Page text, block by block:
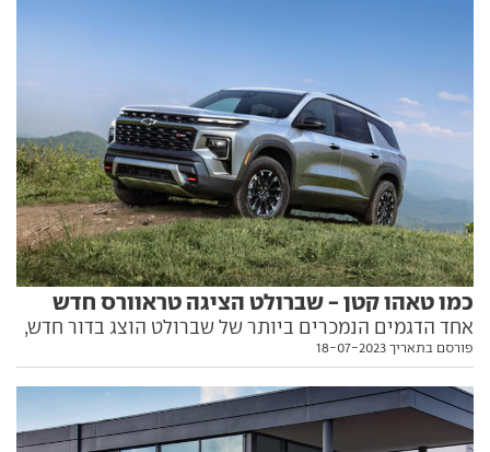
כמו טאהו קטן - שברולט הציגה טראוורס חדש
אחד הדגמים הנמכרים ביותר של שברולט הוצג בדור חדש,
עם מראה עדכני, מערכת הנעה חדשה וגרסת שטח ייחודית.
פורסם בתאריך 18-07-2023